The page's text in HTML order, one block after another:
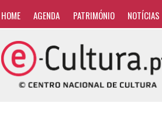
HOME AGENDA PATRIMÓNIO NOTÍCIAS